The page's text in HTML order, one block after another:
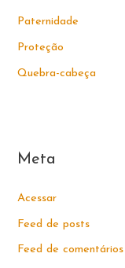
Paternidade
Proteção
Quebra-cabeça
Meta
Acessar
Feed de posts
Feed de comentários